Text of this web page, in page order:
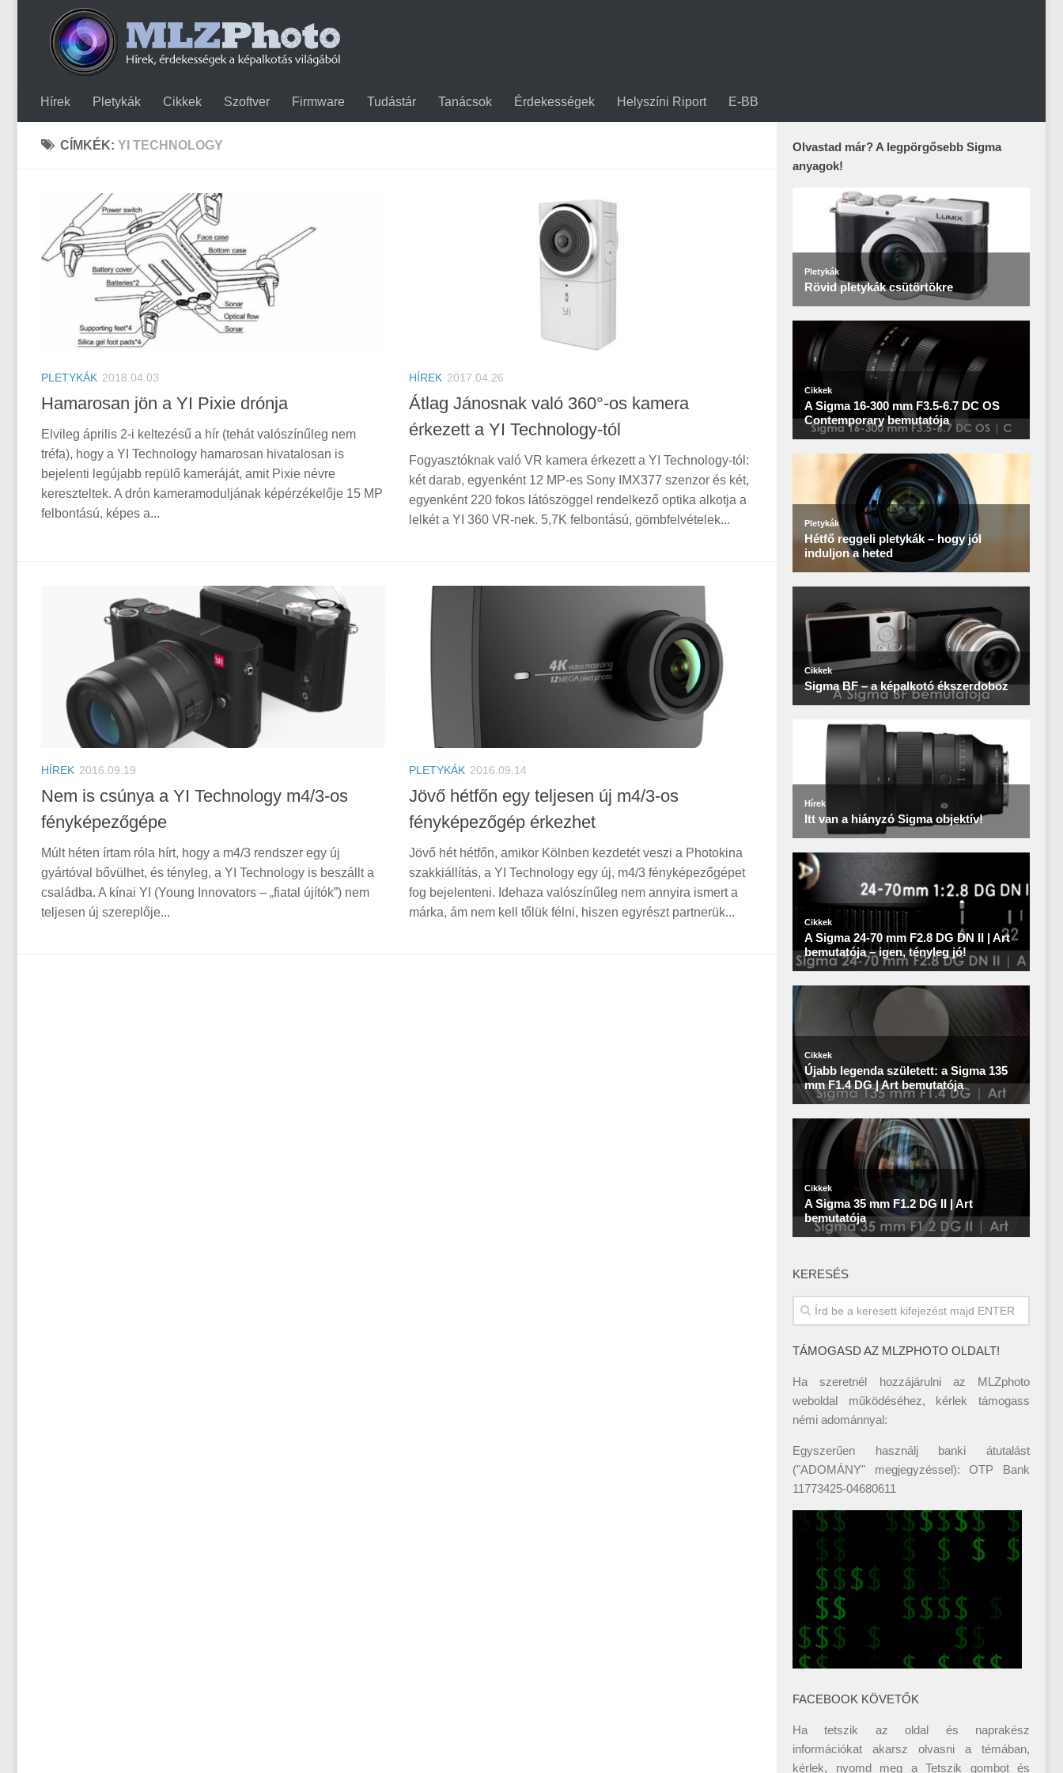
Hírek Pletykák Cikkek Szoftver Firmware Tudástár Tanácsok Érdekességek Helyszíni Riport E-BB
CÍMKÉK: YI TECHNOLOGY
PLETYKÁK 2018.04.03
Hamarosan jön a YI Pixie drónja
Elvileg április 2-i keltezésű a hír (tehát valószínűleg nem
tréfa), hogy a YI Technology hamarosan hivatalosan is
bejelenti legújabb repülő kameráját, amit Pixie névre
kereszteltek. A drón kameramoduljának képérzékelője 15 MP
felbontású, képes a...
HÍREK 2017.04.26
Átlag Jánosnak való 360°-os kamera
érkezett a YI Technology-tól
Fogyasztóknak való VR kamera érkezett a YI Technology-tól:
két darab, egyenként 12 MP-es Sony IMX377 szenzor és két,
egyenként 220 fokos látószöggel rendelkező optika alkotja a
lelkét a YI 360 VR-nek. 5,7K felbontású, gömbfelvételek...
HÍREK 2016.09.19
Nem is csúnya a YI Technology m4/3-os
fényképezőgépe
Múlt héten írtam róla hírt, hogy a m4/3 rendszer egy új
gyártóval bővülhet, és tényleg, a YI Technology is beszállt a
családba. A kínai YI (Young Innovators – „fiatal újítók”) nem
teljesen új szereplője...
PLETYKÁK 2016.09.14
Jövő hétfőn egy teljesen új m4/3-os
fényképezőgép érkezhet
Jövő hét hétfőn, amikor Kölnben kezdetét veszi a Photokina
szakkiállítás, a YI Technology egy új, m4/3 fényképezőgépet
fog bejelenteni. Idehaza valószínűleg nem annyira ismert a
márka, ám nem kell tőlük félni, hiszen egyrészt partnerük...
Olvastad már? A legpörgősebb Sigma
anyagok!
KERESÉS
TÁMOGASD AZ MLZPHOTO OLDALT!
Ha szeretnél hozzájárulni az MLZphoto
weboldal működéséhez, kérlek támogass
némi adománnyal:
Egyszerűen használj banki átutalást
("ADOMÁNY" megjegyzéssel): OTP Bank
11773425-04680611
FACEBOOK KÖVETŐK
Ha tetszik az oldal és naprakész
információkat akarsz olvasni a témában,
kérlek, nyomd meg a Tetszik gombot és